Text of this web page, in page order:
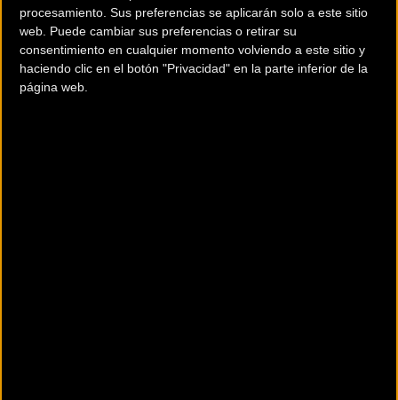
procesamiento. Sus preferencias se aplicarán solo a este sitio
web. Puede cambiar sus preferencias o retirar su
consentimiento en cualquier momento volviendo a este sitio y
haciendo clic en el botón "Privacidad" en la parte inferior de la
página web.
Lugar: Mazarrón
Longitud:58km